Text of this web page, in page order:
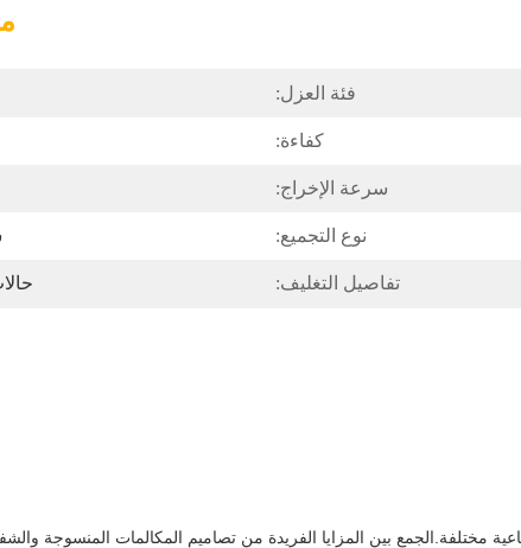
فئة العزل:
كفاءة:
سرعة الإخراج:
نوع التجميع:
تفاصيل التغليف:
مختلفة.الجمع بين المزايا الفريدة من تصاميم المكالمات المنسوجة